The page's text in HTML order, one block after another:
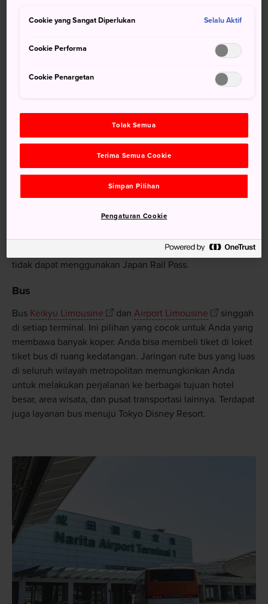
Ueno dalam waktu sekitar 40 menit. Dari sana, Anda bisa
Tokyo. Karena jalur ini bukan bagian dari layanan JR, Anda
tidak dapat menggunakan Japan Rail Pass.
Bus
Bus Keikyu Limousine dan Airport Limousine
singgah
di setiap terminal. Ini pilihan yang cocok untuk Anda yang
membawa banyak koper. Anda bisa membeli tiket di loket
tiket bus di ruang kedatangan. Jaringan rute bus yang luas
di seluruh wilayah metropolitan memungkinkan Anda
untuk melakukan perjalanan ke berbagai tujuan hotel
besar, area wisata, dan pusat transportasi lainnya. Terdapat
juga layanan bus menuju Tokyo Disney Resort.
Cookie yang Sangat Diperlukan Selalu Aktif
Cookie Performa
Cookie Penargetan
Tolak Semua
Terima Semua Cookie
Simpan Pilihan
Pengaturan Cookie